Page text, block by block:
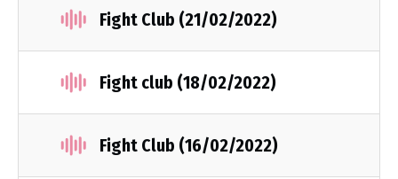
Fight Club (21/02/2022)
Fight club (18/02/2022)
Fight Club (16/02/2022)